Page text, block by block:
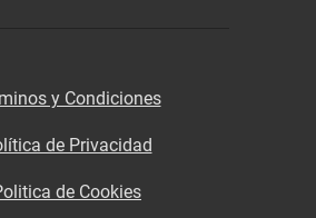
y Condiciones
de Privacidad
de Cookies